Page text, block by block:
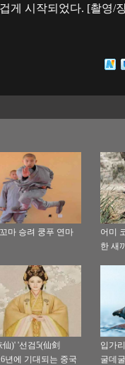
게 시작되었다. [촬영/
마 승려 쿵푸 연마
어미
한 새
仙)' '선검5(仙剑
년에 기대되는 중국
입가
굴데